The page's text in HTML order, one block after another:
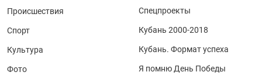
Происшествия
Спорт
Культура
Фото
Спецпроекты
Кубань 2000-2018
Кубань. Формат успеха
Я помню День Победы